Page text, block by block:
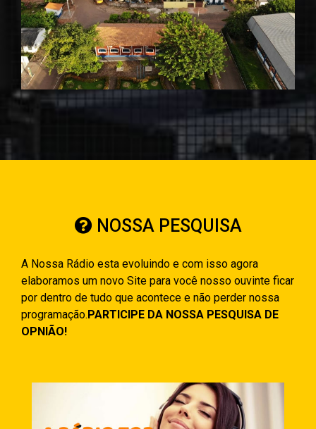
NOSSA PESQUISA
A Nossa Rádio esta evoluindo e com isso agora
elaboramos um novo Site para você nosso ouvinte ficar
por dentro de tudo que acontece e não perder nossa
programação.PARTICIPE DA NOSSA PESQUISA DE
OPNIÃO!